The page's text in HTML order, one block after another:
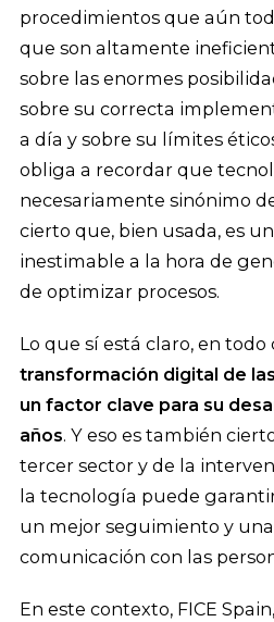
procedimientos que aún
que son altamente
sobre las enormes
sobre su correcta
a día y sobre su límites
obliga a recordar que
necesariamente sinónimo
cierto que, bien usada, es
inestimable a la hora de
de optimizar procesos.
Lo que sí está claro, en todo
transformación digital de
un factor clave para su
años. Y eso es también
tercer sector y de la
la tecnología puede
un mejor seguimiento y
comunicación con las
En este contexto, FICE